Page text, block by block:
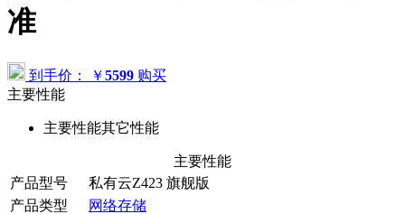
准
到手价： ￥5599 购买
主要性能
主要性能其它性能
主要性能
产品型号
私有云Z423 旗舰版
产品类型
网络存储